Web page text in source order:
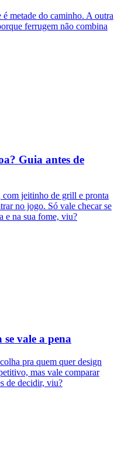
metade do caminho. A outra
ferrugem não combina
Guia antes de
com jeitinho de grill e pronta
no jogo. Só vale checar se
e na sua fome, viu?
vale a pena
pra quem quer design
mas vale comparar
de decidir, viu?